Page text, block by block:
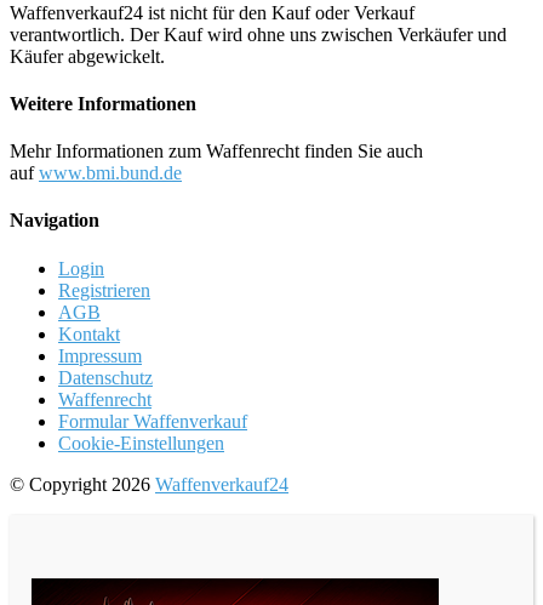
Waffenverkauf24 ist nicht für den Kauf oder Verkauf
verantwortlich. Der Kauf wird ohne uns zwischen Verkäufer und
Käufer abgewickelt.
Weitere Informationen
Mehr Informationen zum Waffenrecht finden Sie auch
aufwww.bmi.bund.de
Navigation
Login
Registrieren
AGB
Kontakt
Impressum
Datenschutz
Waffenrecht
Formular Waffenverkauf
Cookie-Einstellungen
© Copyright 2026 Waffenverkauf24